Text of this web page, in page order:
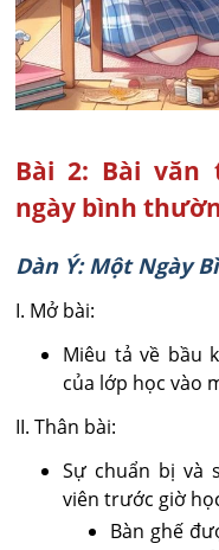
Bài 2: Bài văn
ngày bình
Dàn Ý: Một Ngày
I. Mở bài:
Miêu tả về bầu
của lớp học vào
II. Thân bài:
Sự chuẩn bị và
viên trước giờ
Bàn ghế